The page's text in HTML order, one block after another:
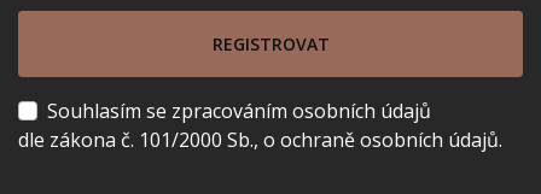
REGISTROVAT
Souhlasím se zpracováním osobních údajů
dle zákona č. 101/2000 Sb., o ochraně osobních údajů.